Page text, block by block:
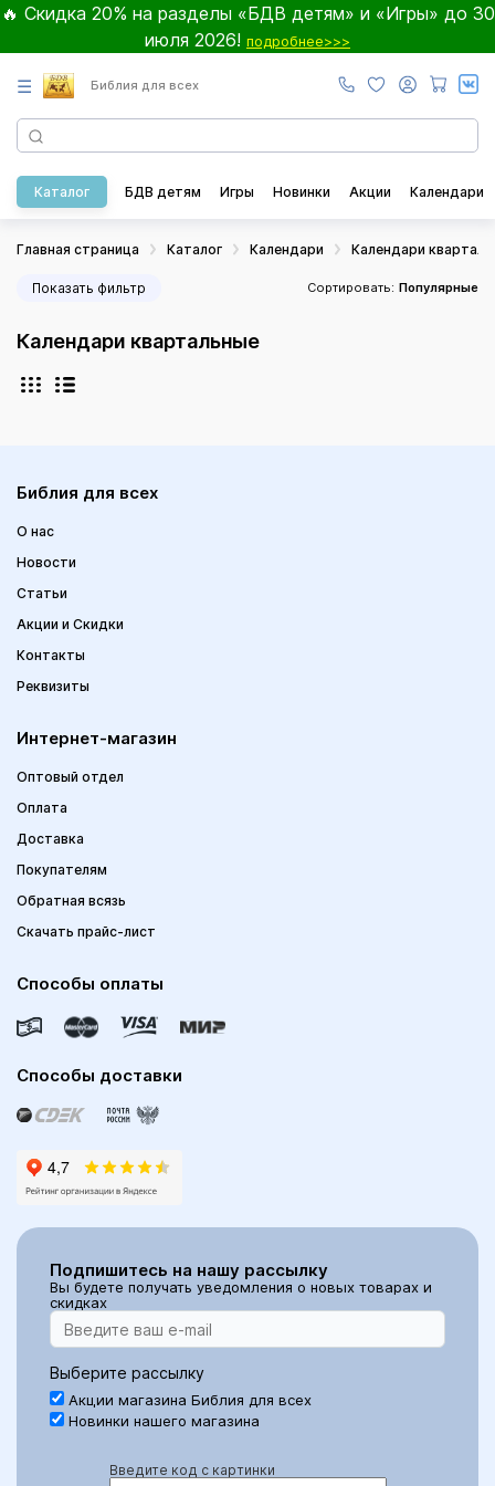
🔥 Скидка 20% на разделы «БДВ детям» и «Игры» до 30
июля 2026! подробнее>>>
☰ Библия для всех
Каталог БДВ детям Игры Новинки Акции Календари
Главная страница Каталог Календари Календари
Показать фильтр Сортировать: Популярные
Календари квартальные
Библия для всех
О нас
Новости
Статьи
Акции и Скидки
Контакты
Реквизиты
Интернет-магазин
Оптовый отдел
Оплата
Доставка
Покупателям
Обратная всязь
Скачать прайс-лист
Способы оплаты
Способы доставки
Подпишитесь на нашу рассылку
Вы будете получать уведомления о новых товарах и
скидках
Выберите рассылку
Акции магазина Библия для всех
Новинки нашего магазина
Введите код с картинки